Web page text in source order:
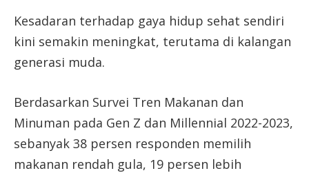
Kesadaran terhadap gaya hidup sehat sendiri
kini semakin meningkat, terutama di kalangan
generasi muda.
Berdasarkan Survei Tren Makanan dan
Minuman pada Gen Z dan Millennial 2022-2023,
sebanyak 38 persen responden memilih
makanan rendah gula, 19 persen lebih